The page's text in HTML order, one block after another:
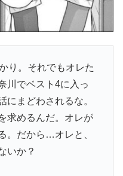
り。それでもオレた
川でベスト4に入っ
にまどわされるな。
求めるんだ。オレが
。だから…オレと、
いか？